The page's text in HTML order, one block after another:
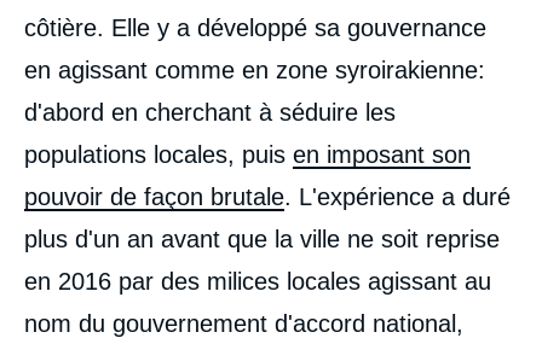
côtière. Elle y a développé sa gouvernance
en agissant comme en zone syroirakienne:
d'abord en cherchant à séduire les
populations locales, puis en imposant son
pouvoir de façon brutale. L'expérience a duré
plus d'un an avant que la ville ne soit reprise
en 2016 par des milices locales agissant au
nom du gouvernement d'accord national,